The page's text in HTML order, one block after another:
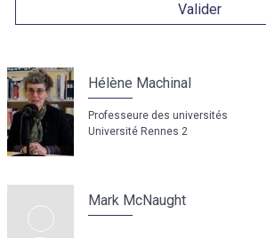
Hélène Machinal
Professeure des universités
Université Rennes 2
Mark McNaught
Valider